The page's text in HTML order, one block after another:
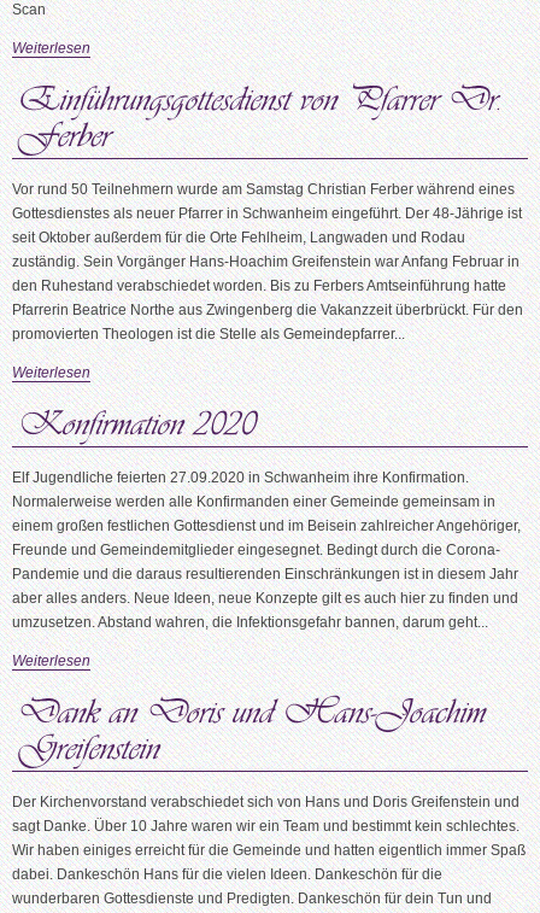
Scan
Weiterlesen
Vor rund 50 Teilnehmern wurde am Samstag Christian Ferber während eines
Gottesdienstes als neuer Pfarrer in Schwanheim eingeführt. Der 48-Jährige ist
seit Oktober außerdem für die Orte Fehlheim, Langwaden und Rodau
zuständig. Sein Vorgänger Hans-Hoachim Greifenstein war Anfang Februar in
den Ruhestand verabschiedet worden. Bis zu Ferbers Amtseinführung hatte
Pfarrerin Beatrice Northe aus Zwingenberg die Vakanzzeit überbrückt. Für den
promovierten Theologen ist die Stelle als Gemeindepfarrer...
Weiterlesen
Elf Jugendliche feierten 27.09.2020 in Schwanheim ihre Konfirmation.
Normalerweise werden alle Konfirmanden einer Gemeinde gemeinsam in
einem großen festlichen Gottesdienst und im Beisein zahlreicher Angehöriger,
Freunde und Gemeindemitglieder eingesegnet. Bedingt durch die Corona-
Pandemie und die daraus resultierenden Einschränkungen ist in diesem Jahr
aber alles anders. Neue Ideen, neue Konzepte gilt es auch hier zu finden und
umzusetzen. Abstand wahren, die Infektionsgefahr bannen, darum geht...
Weiterlesen
Der Kirchenvorstand verabschiedet sich von Hans und Doris Greifenstein und
sagt Danke. Über 10 Jahre waren wir ein Team und bestimmt kein schlechtes.
Wir haben einiges erreicht für die Gemeinde und hatten eigentlich immer Spaß
dabei. Dankeschön Hans für die vielen Ideen. Dankeschön für die
wunderbaren Gottesdienste und Predigten. Dankeschön für dein Tun und